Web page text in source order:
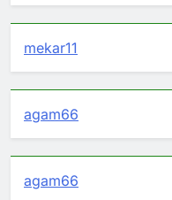
mekar11
agam66
agam66